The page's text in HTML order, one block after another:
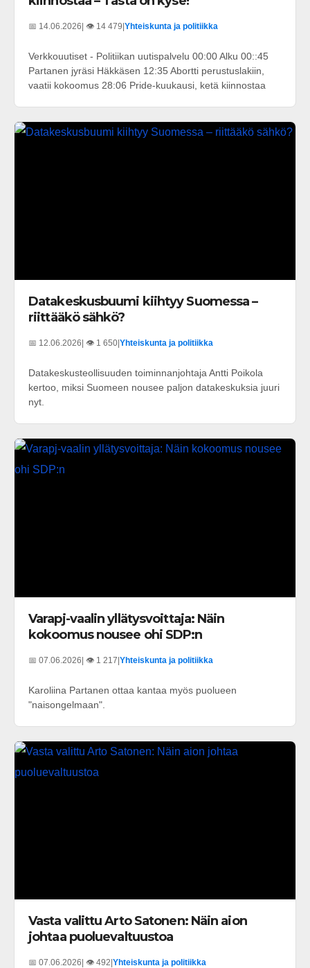
📅 14.06.2026| 👁️ 14 479|Yhteiskunta ja politiikka
Verkkouutiset - Politiikan uutispalvelu 00:00 Alku 00::45
Partanen jyräsi Häkkäsen 12:35 Abortti perustuslakiin,
vaatii kokoomus 28:06 Pride-kuukausi, ketä kiinnostaa
Datakeskusbuumi kiihtyy Suomessa –
riittääkö sähkö?
📅 12.06.2026 | 👁️ 1 650 Yhteiskunta ja politiikka
Datakeskusteollisuuden toiminnanjohtaja Antti Poikola
kertoo, miksi Suomeen nousee paljon datakeskuksia juuri
nyt.
Varapj-vaalin yllätysvoittaja: Näin
kokoomus nousee ohi SDP:n
📅 07.06.2026| 👁️ 1 217|Yhteiskunta ja politiikka
Karoliina Partanen ottaa kantaa myös puolueen
"naisongelmaan".
Vasta valittu Arto Satonen: Näin aion
johtaa puoluevaltuustoa
📅 07.06.2026 | 👁️ 492 Yhteiskunta ja politiikka